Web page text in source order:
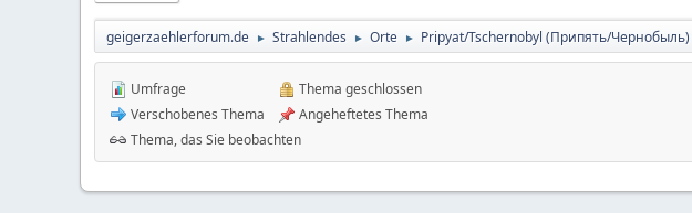
geigerzaehlerforum.de ► Strahlendes ► Orte ► Pripyat/Tschernobyl (Припять/Чернобыль)
Umfrage
Verschobenes Thema
Thema geschlossen
Angeheftetes Thema
Thema, das Sie beobachten